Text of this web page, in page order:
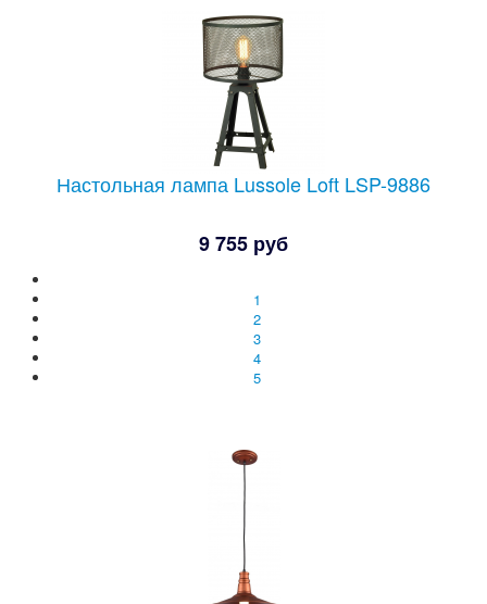
Настольная лампа Lussole Loft LSP-9886
9 755 руб
1
2
3
4
5